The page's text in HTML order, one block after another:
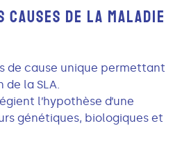
CAUSES DE LA MALADIE
de cause unique permettant
de la SLA.
l’hypothèse d’une
génétiques, biologiques et